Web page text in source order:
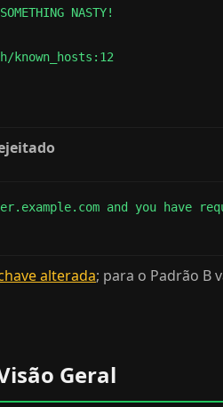
NASTY!
known_hosts:12
and you have
alterada; para o Padrão B
Geral